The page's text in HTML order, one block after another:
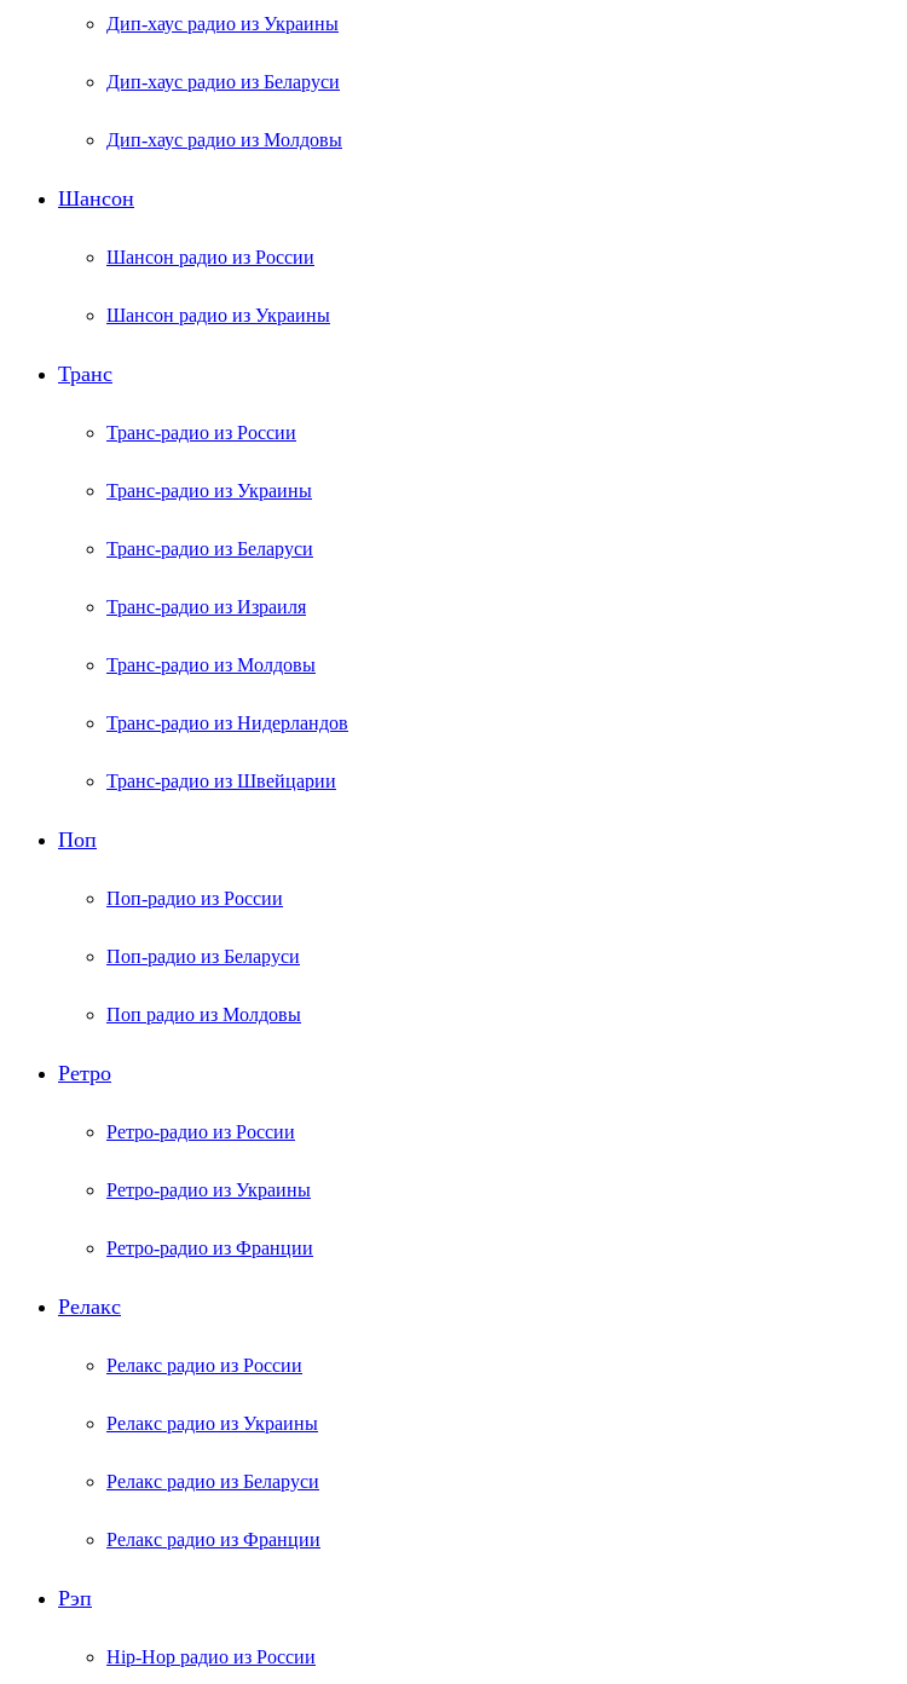
Дип-хаус радио из Украины
Дип-хаус радио из Беларуси
Дип-хаус радио из Молдовы
Шансон
Шансон радио из России
Шансон радио из Украины
Транс
Транс-радио из России
Транс-радио из Украины
Транс-радио из Беларуси
Транс-радио из Израиля
Транс-радио из Молдовы
Транс-радио из Нидерландов
Транс-радио из Швейцарии
Поп
Поп-радио из России
Поп-радио из Беларуси
Поп радио из Молдовы
Ретро
Ретро-радио из России
Ретро-радио из Украины
Ретро-радио из Франции
Релакс
Релакс радио из России
Релакс радио из Украины
Релакс радио из Беларуси
Релакс радио из Франции
Рэп
Hip-Hop радио из России